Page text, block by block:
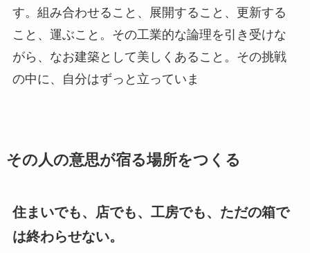
す。組み合わせること、展開すること、更新する
こと、運ぶこと。その工業的な論理を引き受けな
がら、なお建築として美しくあること。その挑戦
の中に、自分はずっと立っていま
その人の意思が宿る場所をつく る
住まいでも、店でも、工房でも、ただの箱で
は終わらせない。